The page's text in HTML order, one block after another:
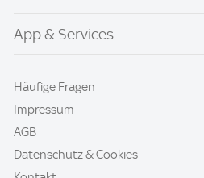
App & Services
Häufige Fragen
Impressum
AGB
Datenschutz & Cookies